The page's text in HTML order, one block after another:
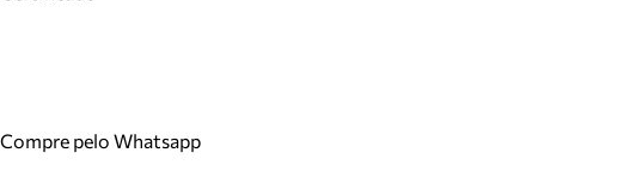
Compre pelo Whatsapp